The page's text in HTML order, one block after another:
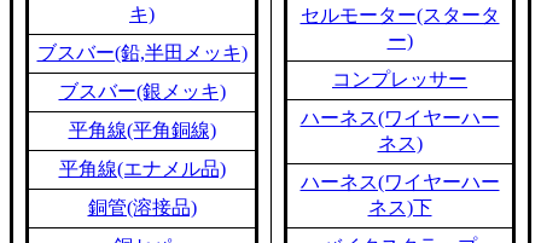
キ)
ブスバー(鉛,半田メッキ)
ブスバー(銀メッキ)
平角線(平角銅線)
平角線(エナメル品)
銅管(溶接品)
セルモーター(スタータ
ー)
コンプレッサー
ハーネス(ワイヤーハー
ネス)
ハーネス(ワイヤーハー
ネス)下